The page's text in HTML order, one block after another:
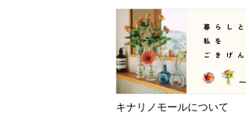
キナリノモールについて